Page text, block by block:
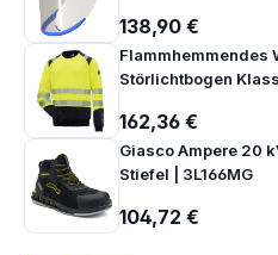
138,90 €
Flammhemmendes
Störlichtbogen
162,36 €
Giasco Ampere 20
Stiefel | 3L166MG
104,72 €